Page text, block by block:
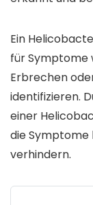
Ein
für Symptome
Erbrechen
identifizieren.
einer
die Symptome
verhindern.